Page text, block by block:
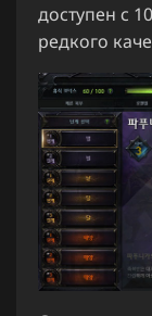
доступен с
редкого